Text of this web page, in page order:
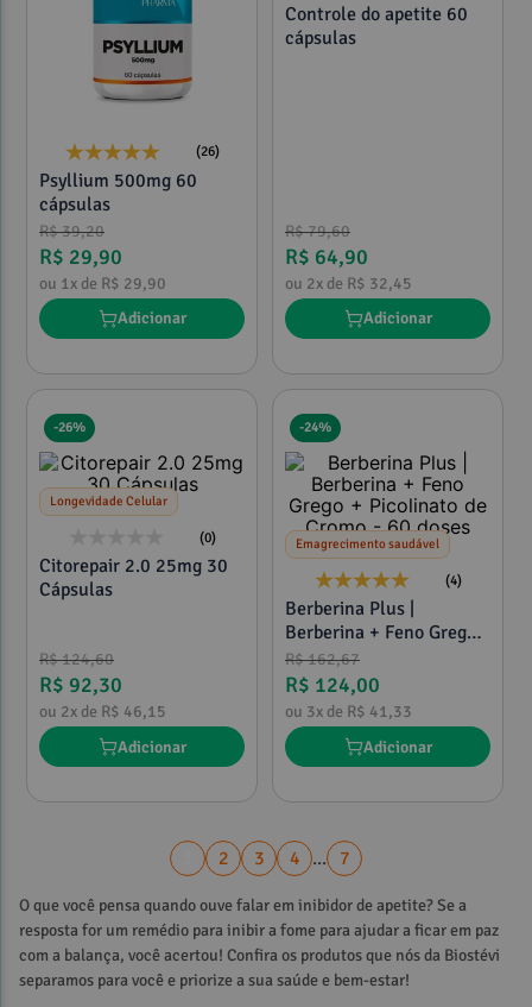
(26)
Psyllium 500mg 60
cápsulas
R$39,20
R$ 29,90
ou 1x de R$ 29,90
Adicionar
Controle do apetite 60
cápsulas
R$79,60
R$ 64,90
ou 2x de R$ 32,45
Adicionar
-26%
Longevidade Celular
(0)
Citorepair 2.0 25mg 30
Cápsulas
R$124,60
R$ 92,30
ou 2x de R$ 46,15
Adicionar
-24%
Emagrecimento saudável
(4)
Berberina Plus |
Berberina + Feno Grego
+ Picolinato de Cromo -
60 doses
R$162,67
R$ 124,00
ou 3x de R$ 41,33
Adicionar
2 3 4 ... 7
O que você pensa quando ouve falar em inibidor de apetite? Se a
resposta for um remédio para inibir a fome para ajudar a ficar em paz
com a balança, você acertou! Confira os produtos que nós da Biostévi
separamos para você e priorize a sua saúde e bem-estar!